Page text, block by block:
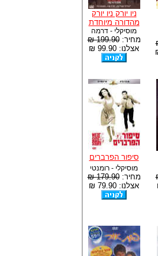
ניו יורק ניו יורק
מהדורה מיוחדת
מוסיקלי - דרמה
מחיר:199.90 ₪
אצלנו: 99.90 ₪
סיפור הפרברים
מוסיקלי - רומנטי
מחיר:179.90 ₪
אצלנו: 79.90 ₪